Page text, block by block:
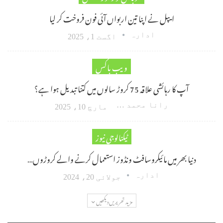
ایپل نے اپنا تین اربواں آئی فون فروخت کر لیا
ادارہ اگست 1، 2025
ویب باکس
آپ کا رہائشی علاقہ 75 کروڑ سالوں میں کتنا تبدیل ہوا ہے؟
رانا محمد امین اکبر مارچ 10، 2025
ٹیکنالوجی نیوز
دنیا بھر میں مائیکروسافٹ ونڈوز استعمال کرنے والے کروڑوں…
ادارہ جولائی 20، 2024
مزید تحریریں دیکھیں